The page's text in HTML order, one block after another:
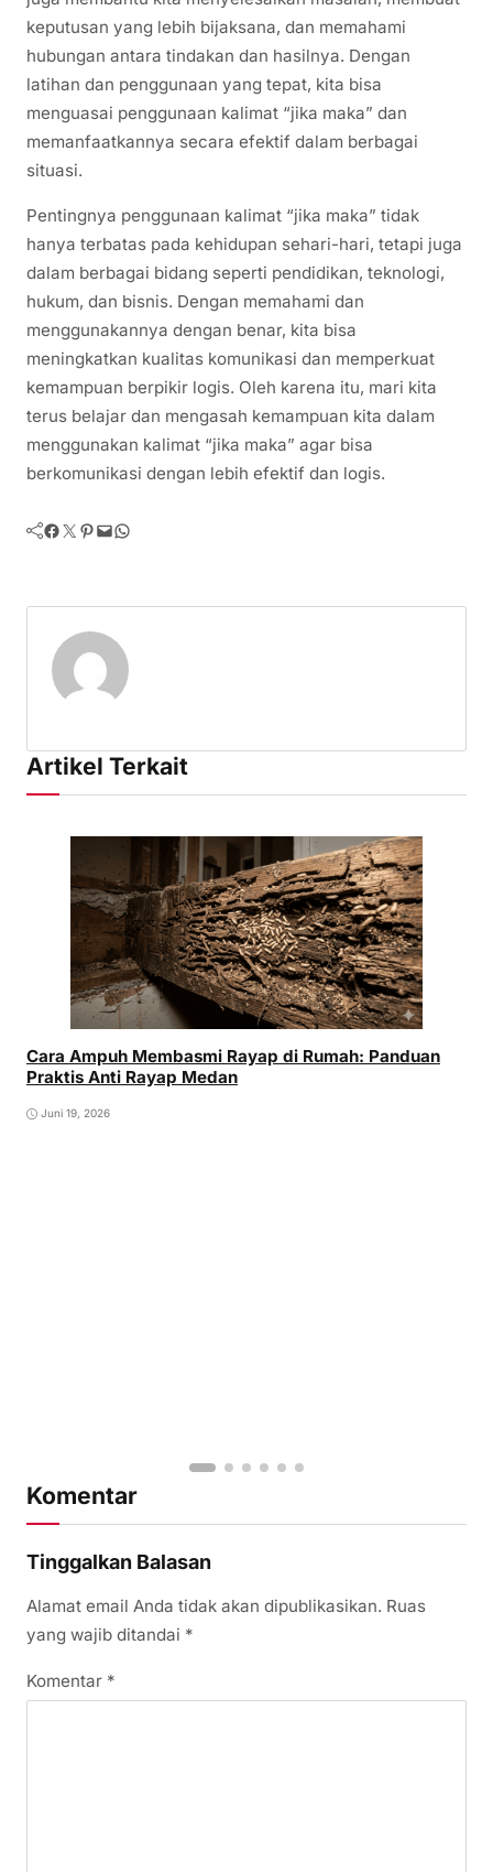
keputusan yang lebih bijaksana, dan memahami
hubungan antara tindakan dan hasilnya. Dengan
latihan dan penggunaan yang tepat, kita bisa
menguasai penggunaan kalimat “jika maka” dan
memanfaatkannya secara efektif dalam berbagai
situasi.
Pentingnya penggunaan kalimat “jika maka” tidak
hanya terbatas pada kehidupan sehari-hari, tetapi juga
dalam berbagai bidang seperti pendidikan, teknologi,
hukum, dan bisnis. Dengan memahami dan
menggunakannya dengan benar, kita bisa
meningkatkan kualitas komunikasi dan memperkuat
kemampuan berpikir logis. Oleh karena itu, mari kita
terus belajar dan mengasah kemampuan kita dalam
menggunakan kalimat “jika maka” agar bisa
berkomunikasi dengan lebih efektif dan logis.
Facebook Twitter Pinterest Mail WhatsApp
Artikel Terkait
Cara Ampuh Membasmi Rayap di Rumah: Panduan
Praktis Anti Rayap Medan
Juni 19, 2026
Komentar
Tinggalkan Balasan
Alamat email Anda tidak akan dipublikasikan. Ruas
yang wajib ditandai *
Komentar *